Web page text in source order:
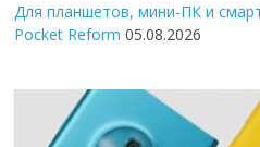
Для планшетов, мини-ПК и
Pocket Reform 05.08.2026